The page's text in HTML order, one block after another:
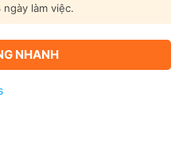
làm việc.
NHANH